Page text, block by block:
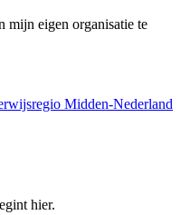
mijn eigen organisatie te
Midden-Nederland
hier.